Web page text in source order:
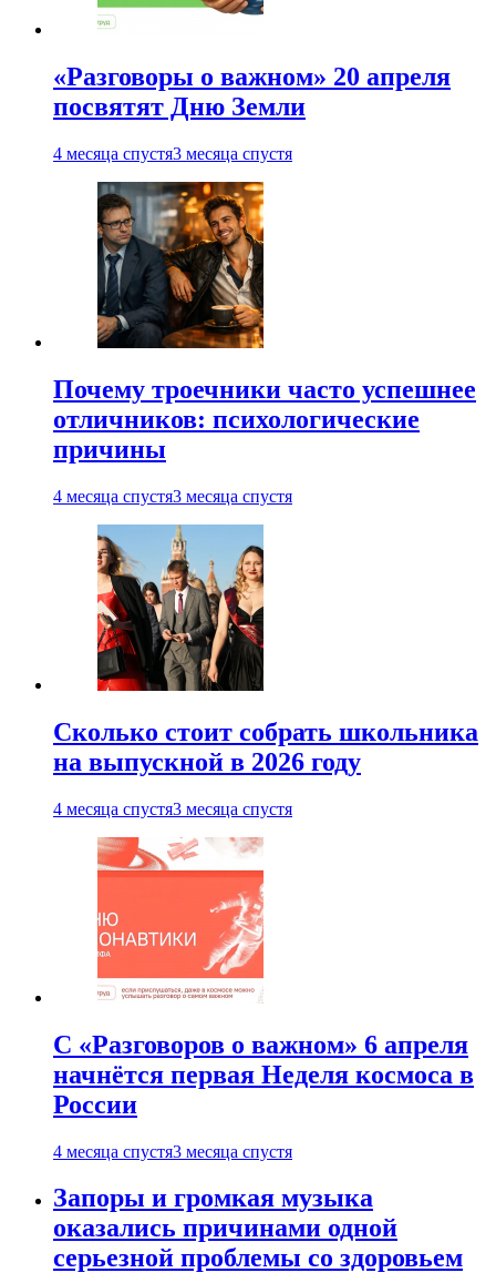
«Разговоры о важном» 20 апреля
посвятят Дню Земли
4 месяца спустя3 месяца спустя
Почему троечники часто успешнее
отличников: психологические
причины
4 месяца спустя3 месяца спустя
Сколько стоит собрать школьника
на выпускной в 2026 году
4 месяца спустя3 месяца спустя
С «Разговоров о важном» 6 апреля
начнётся первая Неделя космоса в
России
4 месяца спустя3 месяца спустя
Запоры и громкая музыка
оказались причинами одной
серьезной проблемы со здоровьем